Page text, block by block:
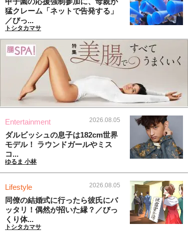
猛クレーム「ネットで告発する」
／びっ...
トシタカマサ
Entertainment 2026.08.05
ダルビッシュの息子は182cm世界
モデル！ ラウンドガールやミス
コ...
ゆるま 小林
Lifestyle 2026.08.05
同僚の結婚式に行ったら彼氏にバ
ッタリ！偶然が招いた縁？／びっ
くり体...
トシタカマサ